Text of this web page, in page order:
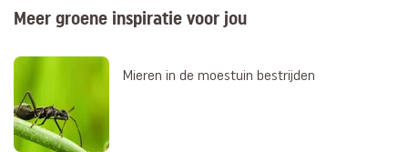
Meer groene inspiratie voor jou
Mieren in de moestuin bestrijden